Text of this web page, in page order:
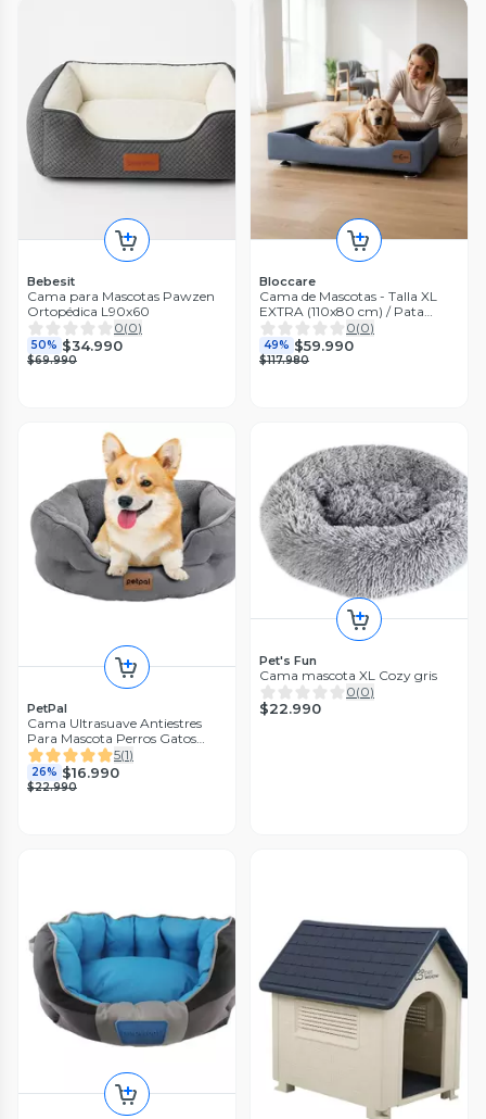
Bebesit
Cama para Mascotas Pawzen
Ortopédica L90x60
0(0)
50% $34.990
$69.990
Bloccare
Cama de Mascotas - Talla XL
EXTRA (110x80 cm) / Pata
Montessori 3 cm (Gris)
0(0)
49% $59.990
$117.980
PetPal
Cama Ultrasuave Antiestres
Para Mascota Perros Gatos
PetPal
5(1)
26% $16.990
$22.990
Pet's Fun
Cama mascota XL Cozy gris
0(0)
$22.990